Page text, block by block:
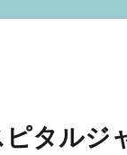
タルジ